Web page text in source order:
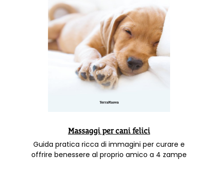
Massaggi per cani felici
Guida pratica ricca di immagini per curare e
offrire benessere al proprio amico a 4 zampe